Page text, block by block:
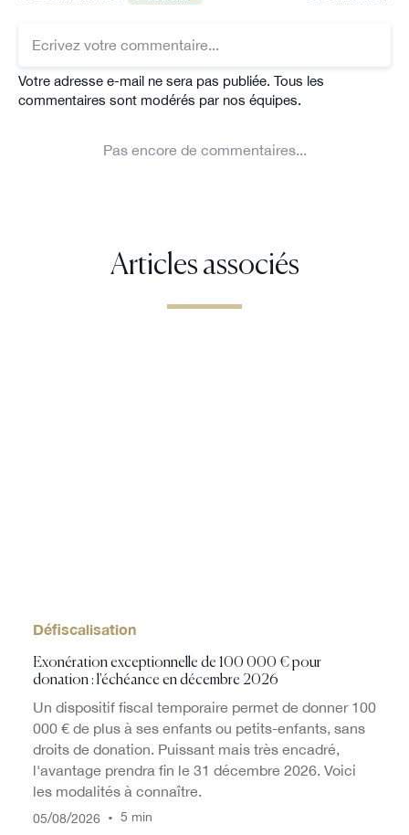
Articles associés
Défiscalisation
Exonération exceptionnelle de 100 000 € pour
donation : l'échéance en décembre 2026
Un dispositif fiscal temporaire permet de donner 100
000 € de plus à ses enfants ou petits-enfants, sans
droits de donation. Puissant mais très encadré,
l'avantage prendra fin le 31 décembre 2026. Voici
les modalités à connaître.
05/08/2026 • 5 min